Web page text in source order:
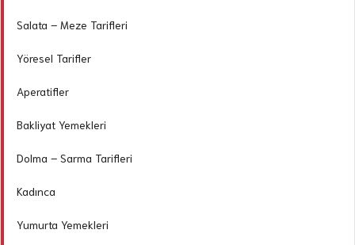
Salata – Meze Tarifleri
Yöresel Tarifler
Aperatifler
Bakliyat Yemekleri
Dolma – Sarma Tarifleri
Kadınca
Yumurta Yemekleri